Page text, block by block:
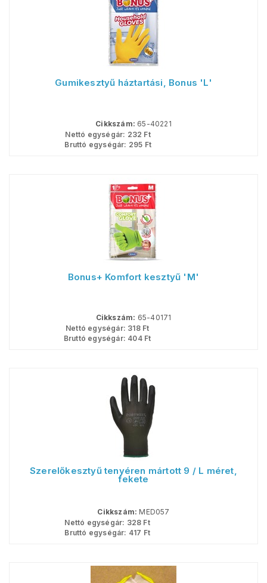
Gumikesztyű háztartási, Bonus 'L'
Cikkszám: 65-40221
Nettó egységár: 232 Ft
Bruttó egységár: 295 Ft
Bonus+ Komfort kesztyű 'M'
Cikkszám: 65-40171
Nettó egységár: 318Ft
Bruttó egységár: 404Ft
Szerelőkesztyű tenyéren mártott 9 / L méret,
fekete
Cikkszám: MED057
Nettó egységár: 328 Ft
Bruttó egységár: 417 Ft